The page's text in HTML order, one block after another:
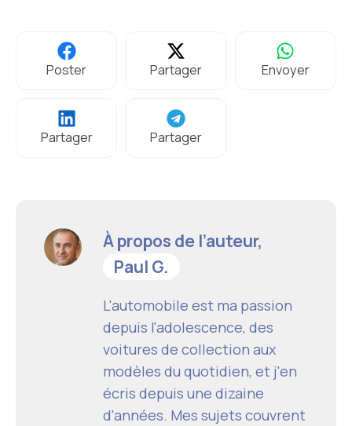
Poster Partager Envoyer
Partager Partager
À propos de l’auteur,
Paul G.
L'automobile est ma passion
depuis l'adolescence, des
voitures de collection aux
modèles du quotidien, et j'en
écris depuis une dizaine
d'années. Mes sujets couvrent